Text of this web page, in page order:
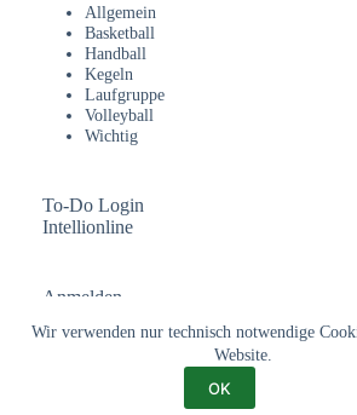
Wir verwenden nur technisch notwendige
Website.
OK
Allgemein
Basketball
Handball
Kegeln
Laufgruppe
Volleyball
Wichtig
To-Do Login
Intellionline
Anmelden